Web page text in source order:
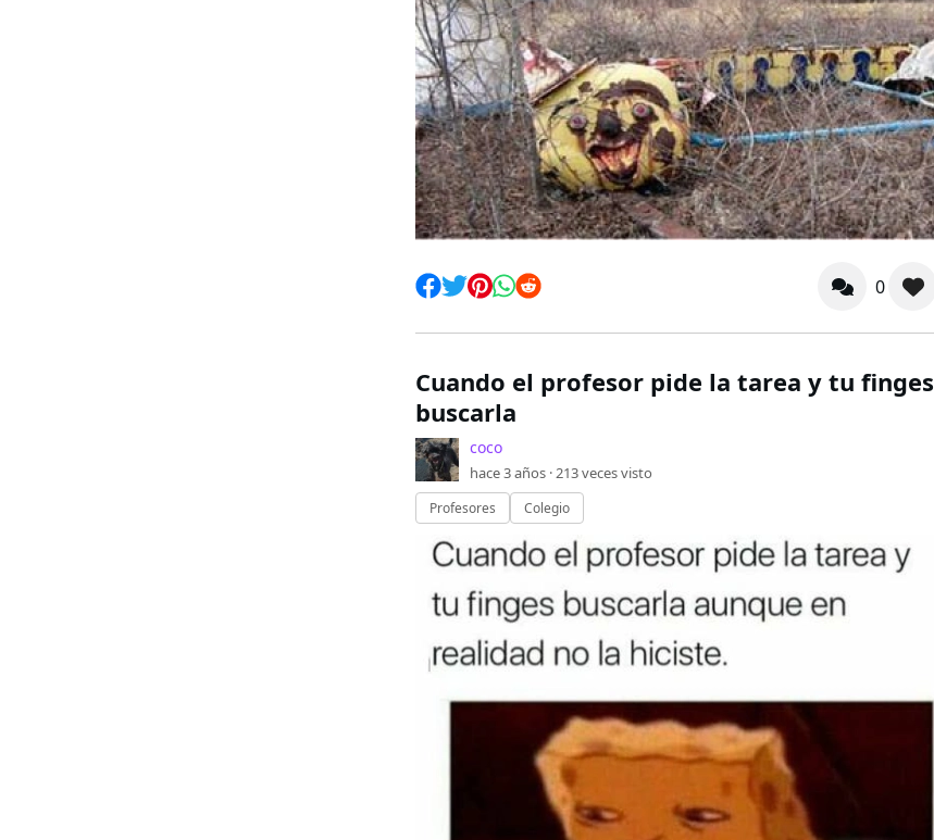
0
Cuando el profesor pide la tarea y tu finges
buscarla
coco
hace 3 años ·213veces visto
Profesores Colegio